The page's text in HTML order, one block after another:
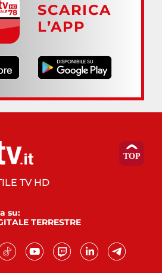
SCARICA
L’APP
TV HD
su:
TERRESTRE